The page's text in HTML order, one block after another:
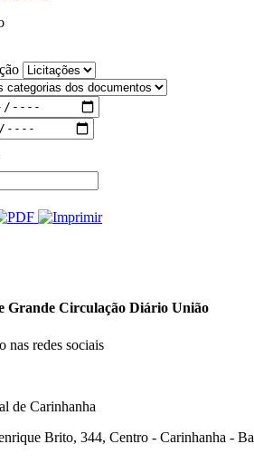
Grande Circulação Diário União
nas redes sociais
de Carinhanha
Brito, 344, Centro - Carinhanha -